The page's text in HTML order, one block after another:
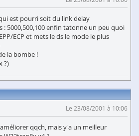
est pourri soit du link delay
: 5000,500,100 enfin tatonne un peu quoi
ECP et mets le ds le mode le plus
la bombe !
?)
Le 23/08/2001 à 10:06
qqch, mais y'a un meilleur